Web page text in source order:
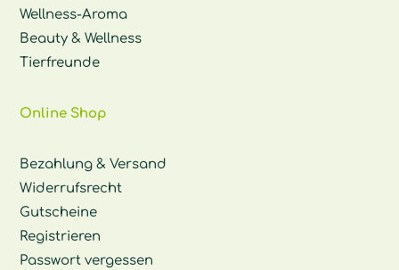
Wellness-Aroma
Beauty & Wellness
Tierfreunde
Online Shop
Bezahlung & Versand
Widerrufsrecht
Gutscheine
Registrieren
Passwort vergessen